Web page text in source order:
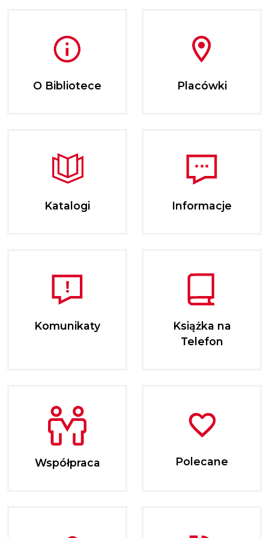
O Bibliotece Placówki
Katalogi Informacje
Komunikaty
Książka na
Telefon
Współpraca Polecane